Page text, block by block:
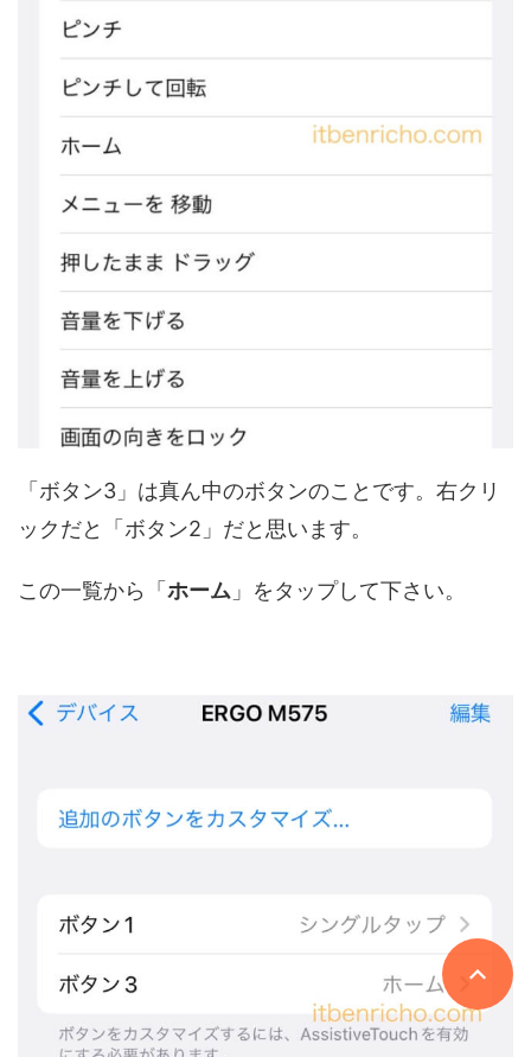
「ボタン3」は真ん中のボタンのことです。右クリ
ックだと「ボタン2」だと思います。
この一覧から「ホーム 」をタップして下さい。